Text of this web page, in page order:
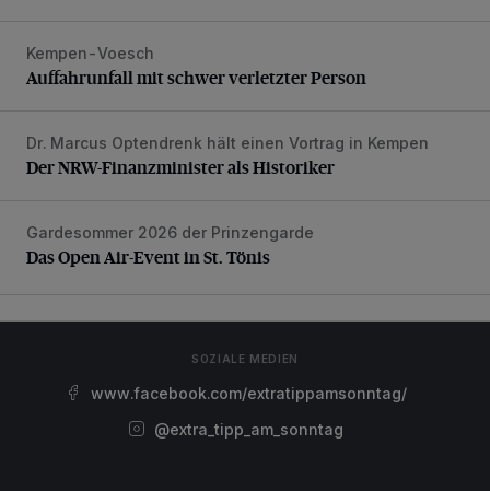
Auffahrunfall mit schwer verletzter Person
Kempen-Voesch
Auffahrunfall mit schwer verletzter Person
Der NRW-Finanzminister als Historiker
Dr. Marcus Optendrenk hält einen Vortrag in Kempen
Der NRW-Finanzminister als Historiker
Das Open Air-Event in St. Tönis
Gardesommer 2026 der Prinzengarde
Das Open Air-Event in St. Tönis
SOZIALE MEDIEN
www.facebook.com/extratippamsonntag/
@extra_tipp_am_sonntag